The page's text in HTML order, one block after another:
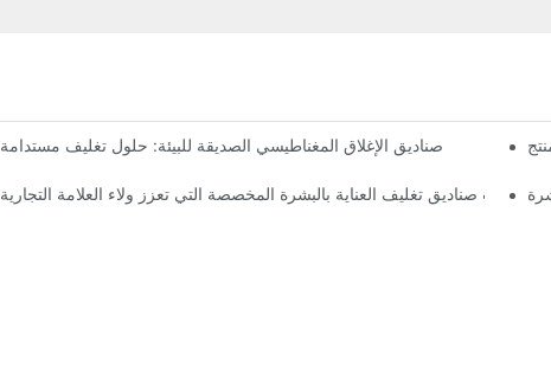
صناديق الإغلاق المغناطيسي الصديقة للبيئة: حلول تغليف مستدامة
تصميمات صناديق تغليف العناية بالبشرة المخصصة التي تعزز ولاء العلامة التجارية